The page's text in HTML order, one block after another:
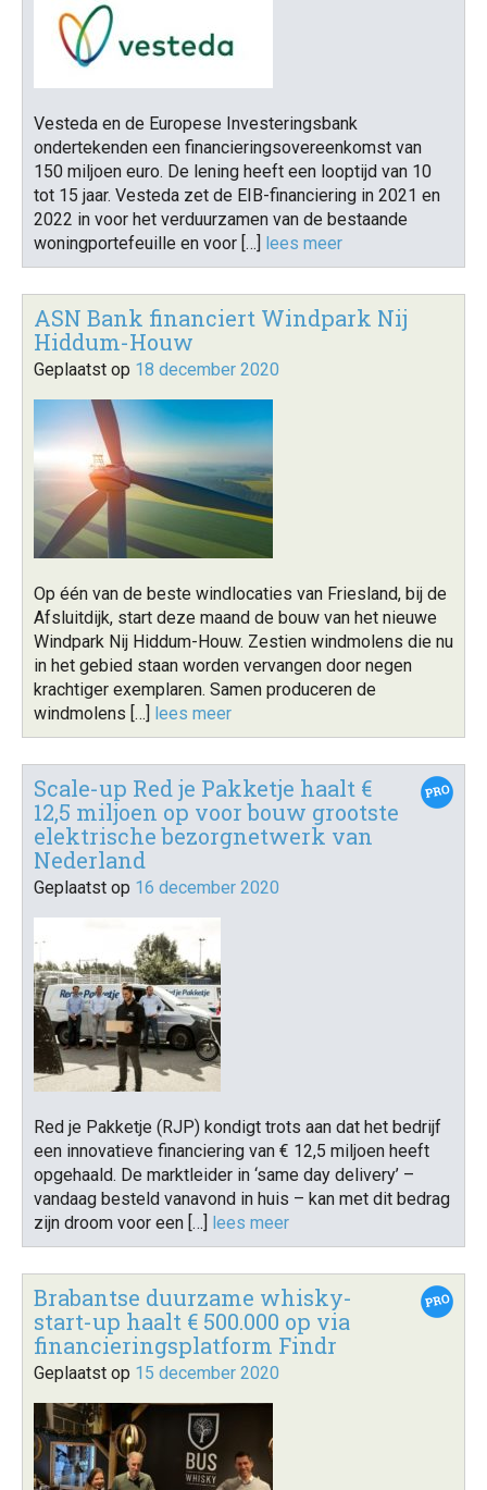
Vesteda en de Europese Investeringsbank
ondertekenden een financieringsovereenkomst van
150 miljoen euro. De lening heeft een looptijd van 10
tot 15 jaar. Vesteda zet de EIB-financiering in 2021 en
2022 in voor het verduurzamen van de bestaande
woningportefeuille en voor […] lees meer
ASN Bank financiert Windpark Nij
Hiddum-Houw
Geplaatst op 18 december 2020
Op één van de beste windlocaties van Friesland, bij de
Afsluitdijk, start deze maand de bouw van het nieuwe
Windpark Nij Hiddum-Houw. Zestien windmolens die nu
in het gebied staan worden vervangen door negen
krachtiger exemplaren. Samen produceren de
windmolens […] lees meer
Scale-up Red je Pakketje haalt €
12,5 miljoen op voor bouw grootste
elektrische bezorgnetwerk van
Nederland
Geplaatst op 16 december 2020
Red je Pakketje (RJP) kondigt trots aan dat het bedrijf
een innovatieve financiering van € 12,5 miljoen heeft
opgehaald. De marktleider in ‘same day delivery’ –
vandaag besteld vanavond in huis – kan met dit bedrag
zijn droom voor een […] lees meer
Brabantse duurzame whisky-
start-up haalt € 500.000 op via
financieringsplatform Findr
Geplaatst op 15 december 2020